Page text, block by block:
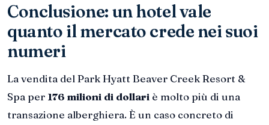
Conclusione: un hotel vale
quanto il mercato crede nei suoi
numeri
La vendita del Park Hyatt Beaver Creek Resort &
Spa per 176 milioni di dollari è molto più di una
transazione alberghiera. È un caso concreto di